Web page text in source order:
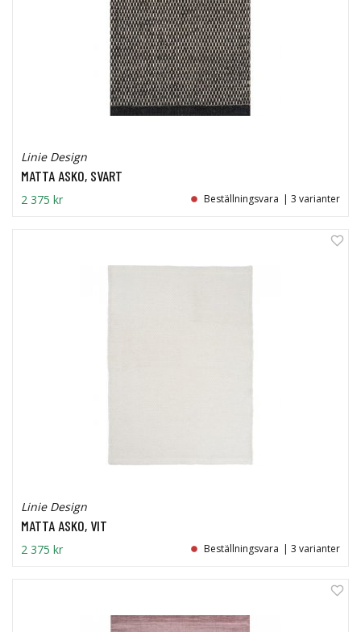
Linie Design
MATTA ASKO, SVART
2 375 kr Beställningsvara | 3 varianter
Linie Design
MATTA ASKO, VIT
2 375 kr Beställningsvara | 3 varianter